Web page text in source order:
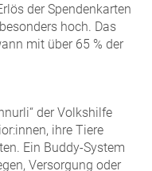
der Spendenkarten
hoch. Das
mit über 65 % der
der Volkshilfe
ihre Tiere
Ein Buddy-System
Versorgung oder